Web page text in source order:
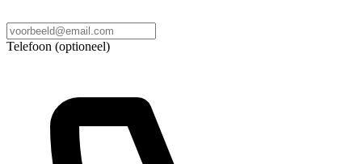
Telefoon (optioneel)